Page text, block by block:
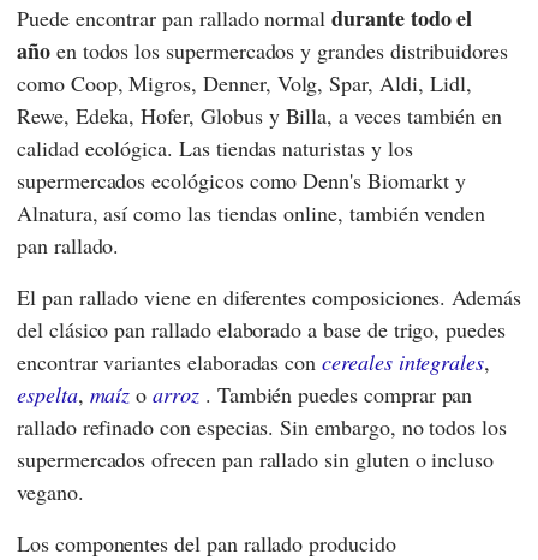
Puede encontrar pan rallado normaldurante todo el
añoen todos los supermercados y grandes distribuidores
como Coop,Migros,Denner, Volg,Spar,Aldi, Lidl,
Rewe, Edeka,Hofer, Globusy Billa, a veces también en
calidad ecológica. Las tiendas naturistas y los
supermercados ecológicos comoDenn's Biomarkty
Alnatura, así como las tiendas online, también venden
pan rallado.
El pan rallado viene en diferentes composiciones. Además
del clásico pan rallado elaborado a base de trigo, puedes
encontrar variantes elaboradas concereales integrales,
espelta, maíz oarroz. También puedes comprar pan
rallado refinado con especias. Sin embargo, no todos los
supermercados ofrecen pan rallado sin gluten o incluso
vegano.
Los componentes del pan rallado producido